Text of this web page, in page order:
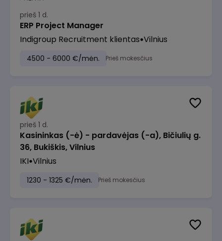
prieš 1 d.
ERP Project Manager
Indigroup Recruitment klientas Vilnius
4500 - 6000 €/mėn. Prieš mokesčius
prieš 1 d.
Kasininkas (-ė) - pardavėjas (-a), Bičiulių g.
36, Bukiškis, Vilnius
IKI Vilnius
1230 - 1325 €/mėn. Prieš mokesčius